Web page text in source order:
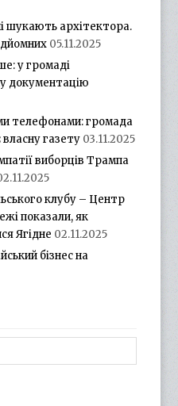
шукають архітектора.
05.11.2025
у громаді
документацію
телефонами: громада
власну газету 03.11.2025
виборців Трампа
клубу – Центр
показали, як
Ягідне 02.11.2025
бізнес на